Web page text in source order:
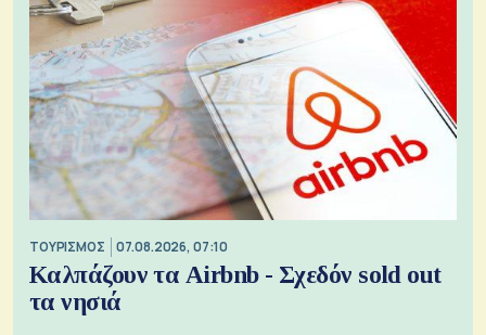
ΤΟΥΡΙΣΜΟΣ 07.08.2026, 07:10
Καλπάζουν τα Airbnb - Σχεδόν sold out
τα νησιά